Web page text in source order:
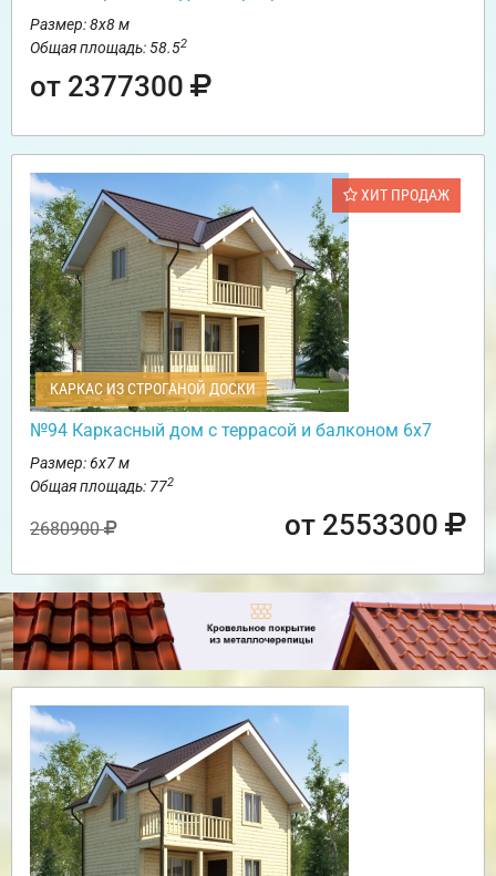
Размер: 8х8 м
Общая площадь: 58.52
от 2377300
ХИТ ПРОДАЖ
КАРКАС ИЗ СТРОГАНОЙ ДОСКИ
№94 Каркасный дом с террасой и балконом 6х7
Размер: 6х7 м
Общая площадь: 772
2680900 от 2553300